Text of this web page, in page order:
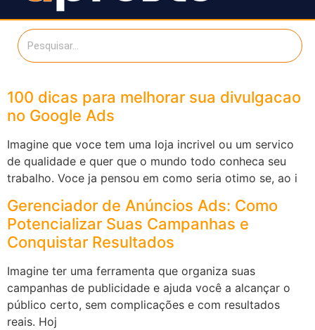
100 dicas para melhorar sua divulgacao
no Google Ads
Imagine que voce tem uma loja incrivel ou um servico
de qualidade e quer que o mundo todo conheca seu
trabalho. Voce ja pensou em como seria otimo se, ao i
Gerenciador de Anúncios Ads: Como
Potencializar Suas Campanhas e
Conquistar Resultados
Imagine ter uma ferramenta que organiza suas
campanhas de publicidade e ajuda você a alcançar o
público certo, sem complicações e com resultados
reais. Hoj